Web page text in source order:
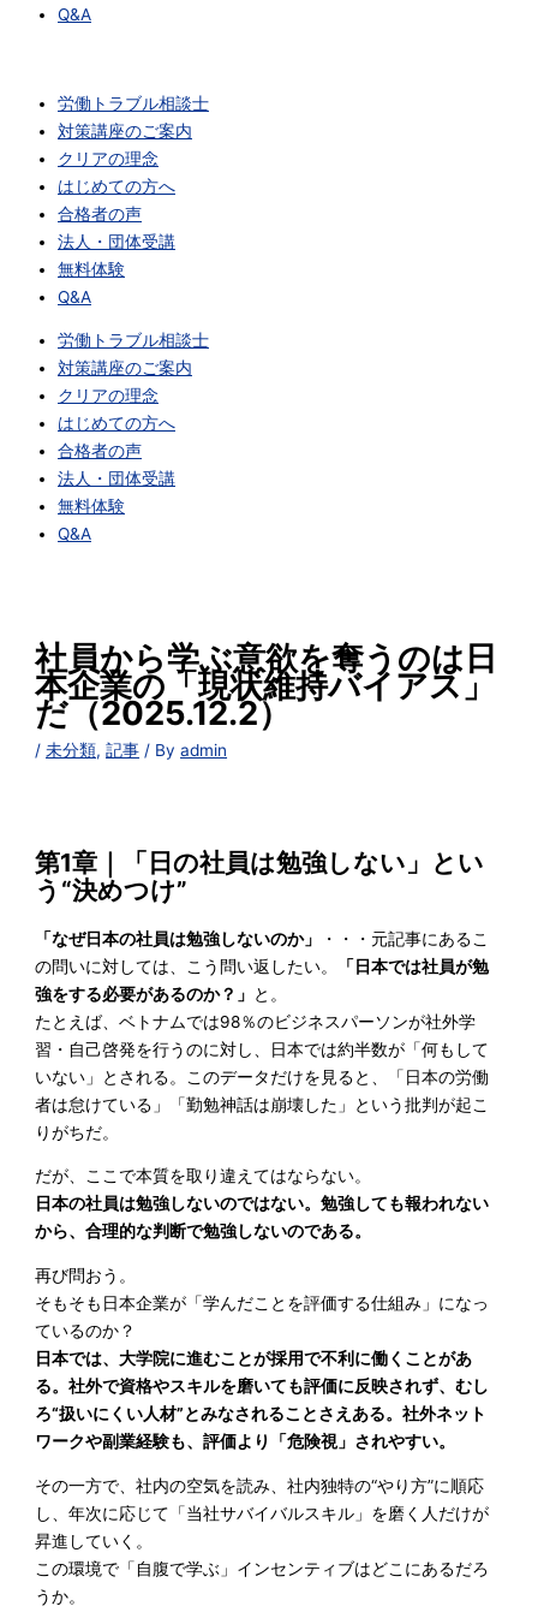
Q&A
労働トラブル相談士
対策講座のご案内
クリアの理念
はじめての方へ
合格者の声
法人・団体受講
無料体験
Q&A
労働トラブル相談士
対策講座のご案内
クリアの理念
はじめての方へ
合格者の声
法人・団体受講
無料体験
Q&A
社員から学ぶ意欲を奪うのは日
本企業の「現状維持バイアス」
だ（2025.12.2）
/未分類,記事 / Byadmin
第1章｜「日の社員は勉強しない」とい
う“決めつけ”
「なぜ日本の社員は勉強しないのか」
・・・元記事にあるこ
の問いに対しては、こう問い返したい。
「日本では社員が勉
強をする必要があるのか？」 と。
たとえば、ベトナムでは98％のビジネスパーソンが社外学
習・自己啓発を行うのに対し、日本では約半数が「何もして
いない」とされる。このデータだけを見ると、「日本の労働
者は怠けている」「勤勉神話は崩壊した」という批判が起こ
りがちだ。
だが、ここで本質を取り違えてはならない。
日本の社員は勉強しないのではない。勉強しても報われない
から、合理的な判断で勉強しないのである。
再び問おう。
そもそも日本企業が「学んだことを評価する仕組み」になっ
ているのか？
日本では、大学院に進むことが採用で不利に働くことがあ
る。社外で資格やスキルを磨いても評価に反映されず、むし
ろ“扱いにくい人材”とみなされることさえある。社外ネット
ワークや副業経験も、評価より「危険視」されやすい。
その一方で、社内の空気を読み、社内独特の“やり方”に順応
し、年次に応じて「当社サバイバルスキル」を磨く人だけが
昇進していく。
この環境で「自腹で学ぶ」インセンティブはどこにあるだろ
うか。